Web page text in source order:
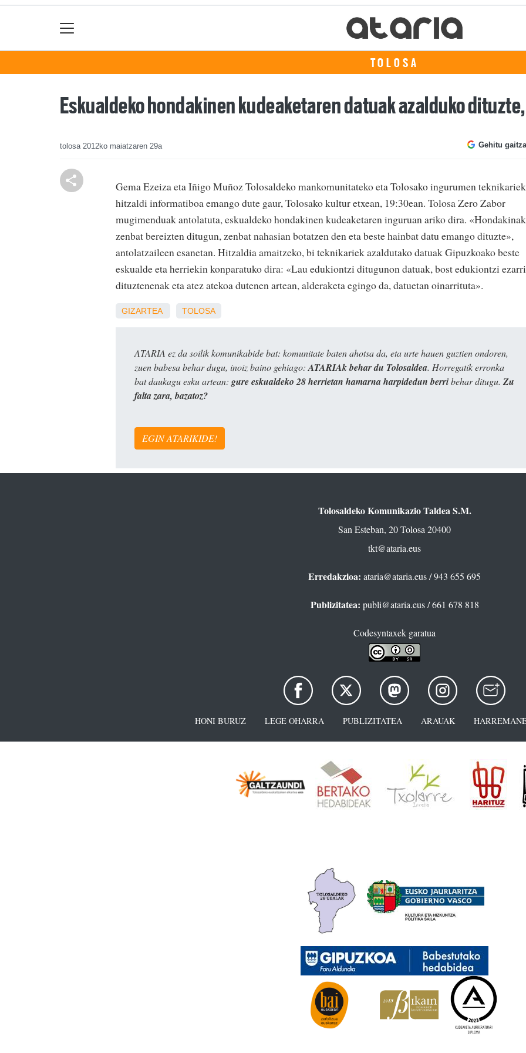
TOLOSA
Eskualdeko hondakinen kudeaketaren datuak azalduko
tolosa 2012ko maiatzaren 29a Gehitu
Gema Ezeiza eta Iñigo Muñoz Tolosaldeko mankomunitateko eta Tolosako ingurumen teknikariek
hitzaldi informatiboa emango dute gaur, Tolosako kultur etxean, 19:30ean. Tolosa Zero Zabor
mugimenduak antolatuta, eskualdeko hondakinen kudeaketaren inguruan ariko dira. «Hondakinak
zenbat bereizten ditugun, zenbat nahasian botatzen den eta beste hainbat datu emango dituzte»,
antolatzaileen esanetan. Hitzaldia amaitzeko, bi teknikariek azaldutako datuak Gipuzkoako beste
eskualde eta herriekin konparatuko dira: «Lau edukiontzi ditugunon datuak, bost edukiontzi
dituztenenak eta atez atekoa dutenen artean, alderaketa egingo da, datuetan oinarrituta».
GIZARTEA TOLOSA
ATARIA ez da soilik komunikabide bat: komunitate baten ahotsa da, eta urte hauen guztien ondoren,
zuen babesa behar dugu, inoiz baino gehiago: ATARIAk behar du Tolosaldea. Horregatik erronka
bat daukagu esku artean: gure eskualdeko 28 herrietan hamarna harpidedun berribehar ditugu. Zu
falta zara, bazatoz?
EGIN ATARIKIDE!
Tolosaldeko Komunikazio Taldea S.M.
San Esteban, 20 Tolosa 20400
tkt@ataria.eus
Erredakzioa: ataria@ataria.eus/ 943 655 695
Publizitatea: publi@ataria.eus/ 661 678 818
Codesyntaxek garatua
HONI BURUZ LEGE OHARRA PUBLIZITATEA ARAUAK